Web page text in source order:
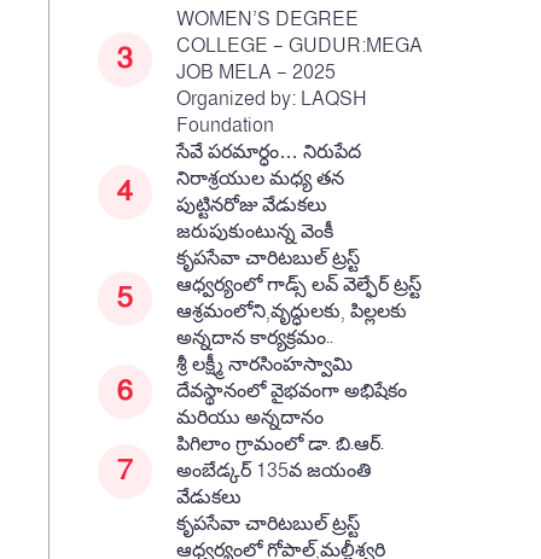
WOMEN’S DEGREE
COLLEGE – GUDUR:MEGA
JOB MELA – 2025
Organized by: LAQSH
Foundation
సేవే పరమార్ధం… నిరుపేద
నిరాశ్రయుల మధ్య తన
పుట్టినరోజు వేడుకలు
జరుపుకుంటున్న వెంకీ
కృపసేవా చారిటబుల్ ట్రస్ట్
ఆధ్వర్యంలో గాడ్స్ లవ్ వెల్ఫేర్ ట్రస్ట్
ఆశ్రమంలోని,వృద్ధులకు, పిల్లలకు
అన్నదాన కార్యక్రమం..
శ్రీ లక్ష్మీ నారసింహస్వామి
దేవస్థానంలో వైభవంగా అభిషేకం
మరియు అన్నదానం
పిగిలాం గ్రామంలో డా. బి.ఆర్.
అంబేడ్కర్ 135వ జయంతి
వేడుకలు
కృపసేవా చారిటబుల్ ట్రస్ట్
ఆధ్వర్యంలో గోపాల్,మల్లీశ్వరి